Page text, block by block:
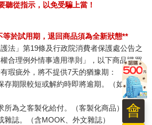
聽從指示，以免受騙上當！
等於試用期，退回商品須為全新狀態**
法」第19條及行政院消費者保護處公告之
權合理例外情事適用準則」，以下商品購買
瑕疵外，將不提供7天的猶豫期：
存期限較短或解約時即將逾期。（如：生
所為之客製化給付。（客製化商品）
雜誌。（含MOOK、外文雜誌）
會